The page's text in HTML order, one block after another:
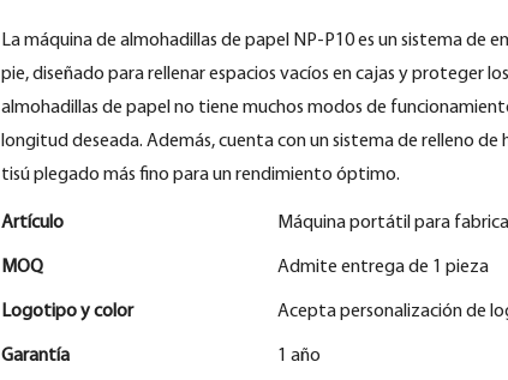
La máquina de almohadillas de papel NP-P10 es un sistema de
pie, diseñado para rellenar espacios vacíos en cajas y proteger
almohadillas de papel no tiene muchos modos de
longitud deseada. Además, cuenta con un sistema de relleno
tisú plegado más fino para un rendimiento óptimo.
Artículo Máquina portátil para
MOQ Admite entrega de 1 pieza
Logotipo y color Acepta personalización de
Garantía 1 año